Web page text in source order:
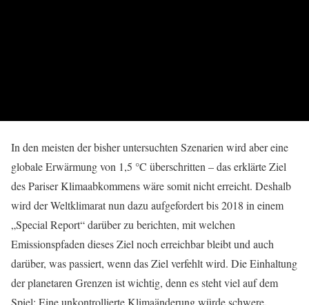
In den meisten der bisher untersuchten Szenarien wird aber eine
globale Erwärmung von 1,5 °C überschritten – das erklärte Ziel
des Pariser Klimaabkommens wäre somit nicht erreicht. Deshalb
wird der Weltklimarat nun dazu aufgefordert bis 2018 in einem
„Special Report“ darüber zu berichten, mit welchen
Emissionspfaden dieses Ziel noch erreichbar bleibt und auch
darüber, was passiert, wenn das Ziel verfehlt wird. Die Einhaltung
der planetaren Grenzen ist wichtig, denn es steht viel auf dem
Spiel: Eine unkontrollierte Klimaänderung würde schwere,